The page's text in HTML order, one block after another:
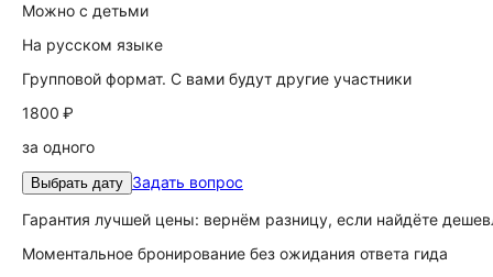
Можно с детьми
На русском языке
Групповой формат. С вами будут другие участники
1800 ₽
за одного
Выбрать дату Задать вопрос
Гарантия лучшей цены: вернём разницу, если найдёте
Моментальное бронирование без ожидания ответа гида